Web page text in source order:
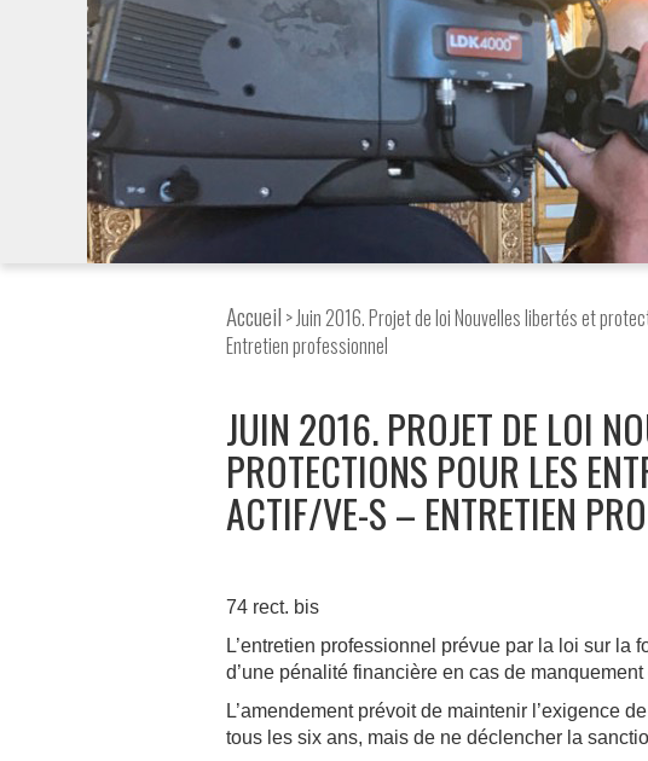
Accueil > Juin 2016. Projet de loi Nouvelles libertés et
Entretien professionnel
JUIN 2016. PROJET DE LOI
PROTECTIONS POUR LES
ACTIF/VE-S – ENTRETIEN
74 rect. bis
L’entretien professionnel prévue par la loi sur la
d’une pénalité financière en cas de manquement
L’amendement prévoit de maintenir l’exigence
tous les six ans, mais de ne déclencher la